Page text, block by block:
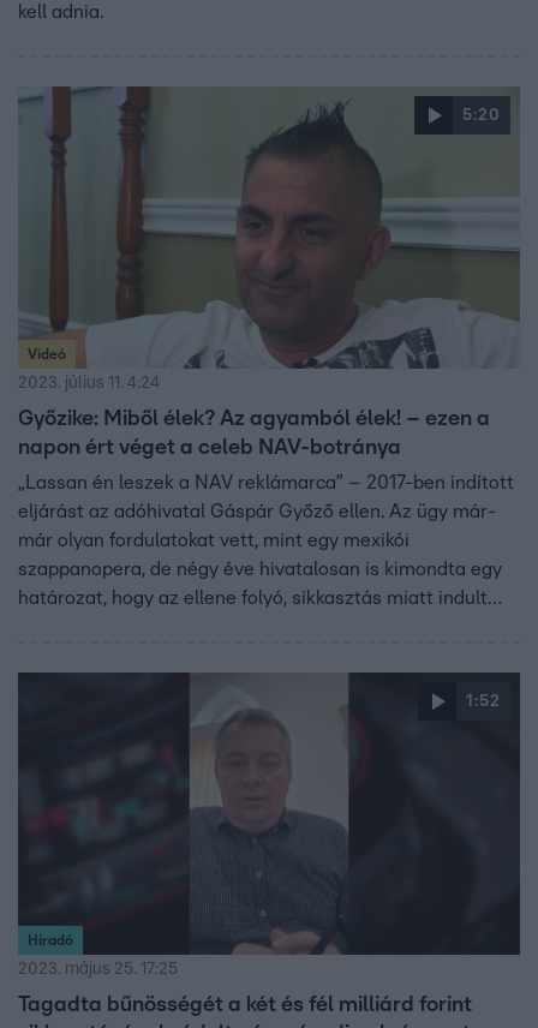
kell adnia.
5:20
Videó
2023. július 11. 4:24
Győzike: Miből élek? Az agyamból élek! – ezen a
napon ért véget a celeb NAV-botránya
„Lassan én leszek a NAV reklámarca” – 2017-ben indított
eljárást az adóhivatal Gáspár Győző ellen. Az ügy már-
már olyan fordulatokat vett, mint egy mexikói
szappanopera, de négy éve hivatalosan is kimondta egy
határozat, hogy az ellene folyó, sikkasztás miatt indult
eközben azt írtak róla, amit akartak, például hogy lefizette
1:52
Híradó
2023. május 25. 17:25
Tagadta bűnösségét a két és fél milliárd forint